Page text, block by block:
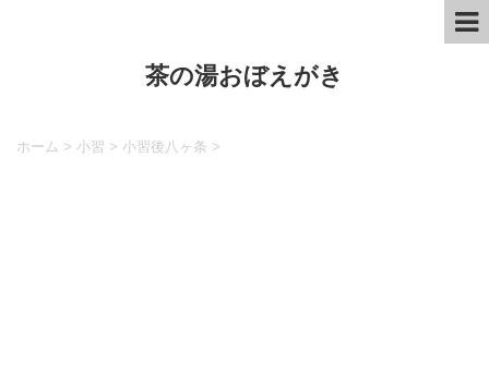
茶の湯おぼえがき
ホーム > 小習 > 小習後八ヶ条 >